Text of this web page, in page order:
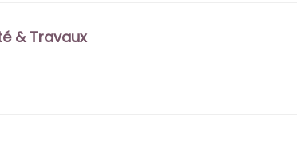
& Travaux